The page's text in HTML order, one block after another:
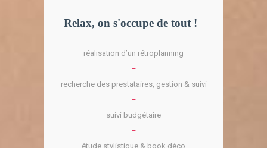
Relax, on s'occupe de tout !
réalisation d’un rétroplanning
–
recherche des prestataires, gestion & suivi
–
suivi budgétaire
–
étude stylistique & book déco